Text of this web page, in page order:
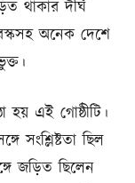
থাকার দীর্ঘ
অনেক দেশে
হয় এই গোষ্ঠীটি।
সংশ্লিষ্টতা ছিল
জড়িত ছিলেন